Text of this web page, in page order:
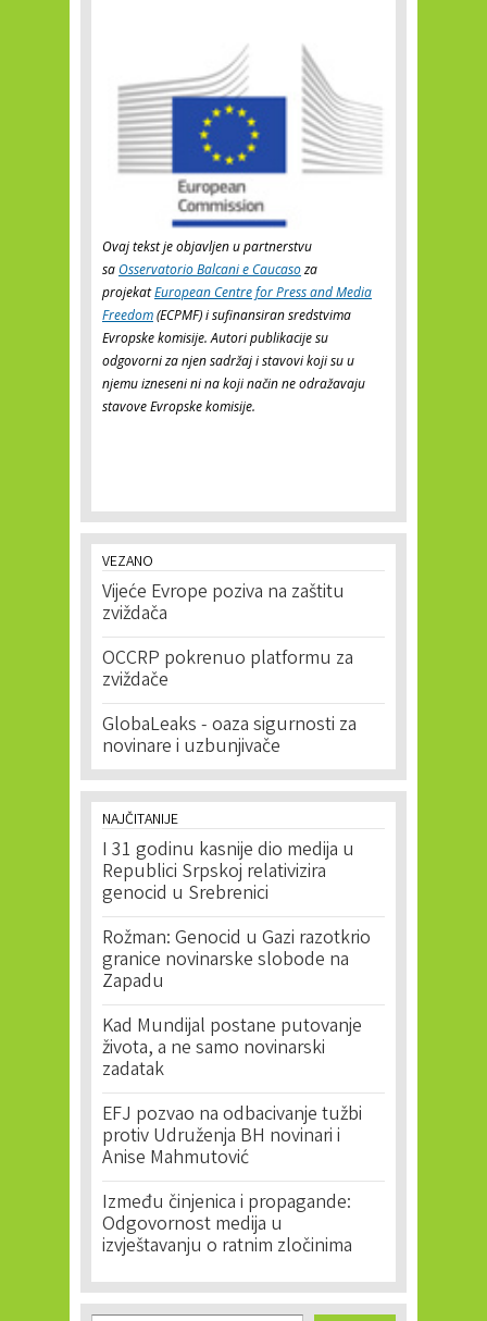
Ovaj tekst je objavljen u partnerstvu
saOsservatorio Balcani e Caucasoza
projekatEuropean Centre for Press and Media
Freedom(ECPMF) i sufinansiran sredstvima
Evropske komisije. Autori publikacije su
odgovorni za njen sadržaj i stavovi koji su u
njemu izneseni ni na koji način ne odražavaju
stavove Evropske komisije.
VEZANO
Vijeće Evrope poziva na zaštitu
zviždača
OCCRP pokrenuo platformu za
zviždače
GlobaLeaks - oaza sigurnosti za
novinare i uzbunjivače
NAJČITANIJE
I 31 godinu kasnije dio medija u
Republici Srpskoj relativizira
genocid u Srebrenici
Rožman: Genocid u Gazi razotkrio
granice novinarske slobode na
Zapadu
Kad Mundijal postane putovanje
života, a ne samo novinarski
zadatak
EFJ pozvao na odbacivanje tužbi
protiv Udruženja BH novinari i
Anise Mahmutović
Između činjenica i propagande:
Odgovornost medija u
izvještavanju o ratnim zločinima